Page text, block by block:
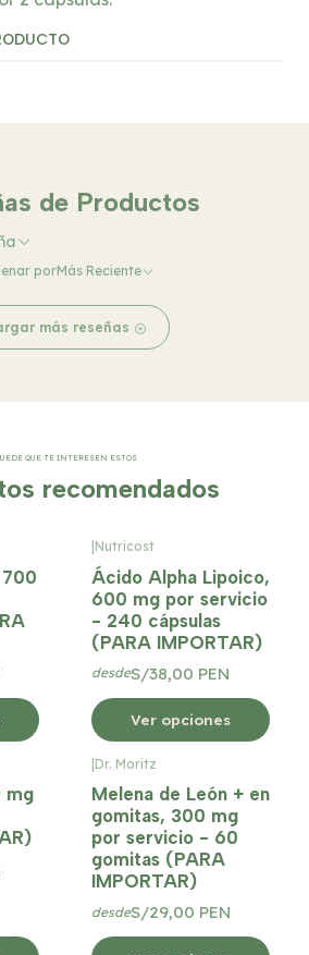
de Productos
porMás Reciente
más reseñas
QUE TE INTERESEN ESTOS
recomendados
Nutricost
Ácido Alpha Lipoico,
600 mg por servicio
- 240 cápsulas
(PARA IMPORTAR)
desdeS/38,00 PEN
Ver opciones
mg
Dr. Moritz
Melena de León + en
gomitas, 300 mg
por servicio - 60
gomitas (PARA
IMPORTAR)
desdeS/29,00 PEN